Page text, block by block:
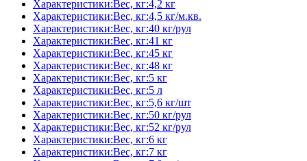
Характеристики:Вес, кг:4,2 кг
Характеристики:Вес, кг:4,5 кг/м.кв.
Характеристики:Вес, кг:40 кг/рул
Характеристики:Вес, кг:41 кг
Характеристики:Вес, кг:45 кг
Характеристики:Вес, кг:48 кг
Характеристики:Вес, кг:5 кг
Характеристики:Вес, кг:5 л
Характеристики:Вес, кг:5,6 кг/шт
Характеристики:Вес, кг:50 кг/рул
Характеристики:Вес, кг:52 кг/рул
Характеристики:Вес, кг:6 кг
Характеристики:Вес, кг:7 кг